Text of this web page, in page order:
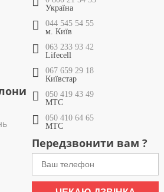
Україна
044 545 54 55
м. Київ
063 233 93 42
Lifecell
067 659 29 18
Київстар
050 419 43 49
МТС
050 410 64 65
МТС
Передзвонити вам ?